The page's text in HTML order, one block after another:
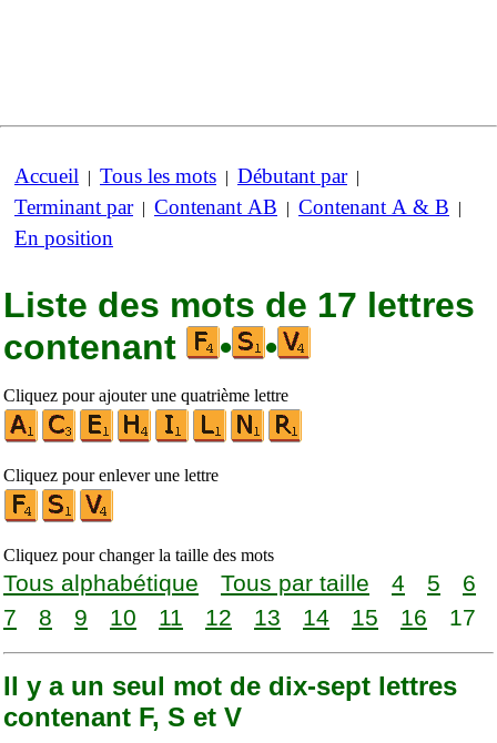
Accueil | Tous les mots | Débutant par|
Terminant par| Contenant AB | Contenant A & B |
En position
Liste des mots de 17 lettres
contenant
• •
Cliquez pour ajouter une quatrième lettre
Cliquez pour enlever une lettre
Cliquez pour changer la taille des mots
Tous alphabétique Tous par taille 4 5
6
7
8 9 10 11 12 13 14 15 16 17
Il y a un seul mot de dix-sept lettres
contenant F, S et V